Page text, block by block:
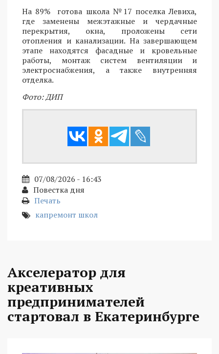
На 89% готова школа №17 поселка Левиха,
где заменены межэтажные и чердачные
перекрытия, окна, проложены сети
отопления и канализации. На завершающем
этапе находятся фасадные и кровельные
работы, монтаж систем вентиляции и
электроснабжения, а также внутренняя
отделка.
Фото: ДИП
07/08/2026 - 16:43
Повестка дня
Печать
капремонт школ
Акселератор для
креативных
предпринимателей
стартовал в Екатеринбурге